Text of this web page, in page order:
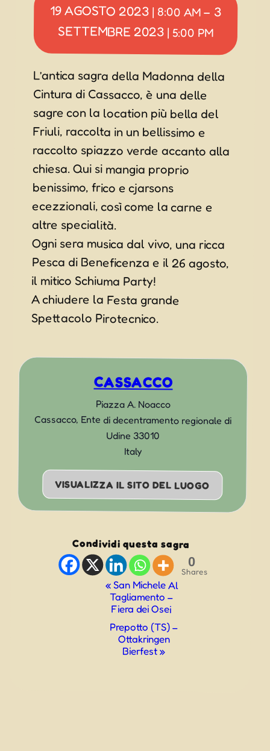
19 AGOSTO 2023 | 8:00 AM– 3
SETTEMBRE 2023 | 5:00 PM
L’antica sagra della Madonna della
Cintura di Cassacco, è una delle
sagre con la location più bella del
Friuli, raccolta in un bellissimo e
raccolto spiazzo verde accanto alla
chiesa. Qui si mangia proprio
benissimo, frico e cjarsons
ecezzionali, così come la carne e
altre specialità.
Ogni sera musica dal vivo, una ricca
Pesca di Beneficenza e il 26 agosto,
il mitico Schiuma Party!
A chiudere la Festa grande
Spettacolo Pirotecnico.
CASSACCO
Piazza A. Noacco
Cassacco, Ente di decentramento regionale di
Udine 33010
Italy
VISUALIZZA IL SITO DEL LUOGO
Condividi questa sagra
0
Shares
«San Michele Al
Tagliamento –
Fiera dei Osei
Prepotto (TS) –
Ottakringen
Bierfest»